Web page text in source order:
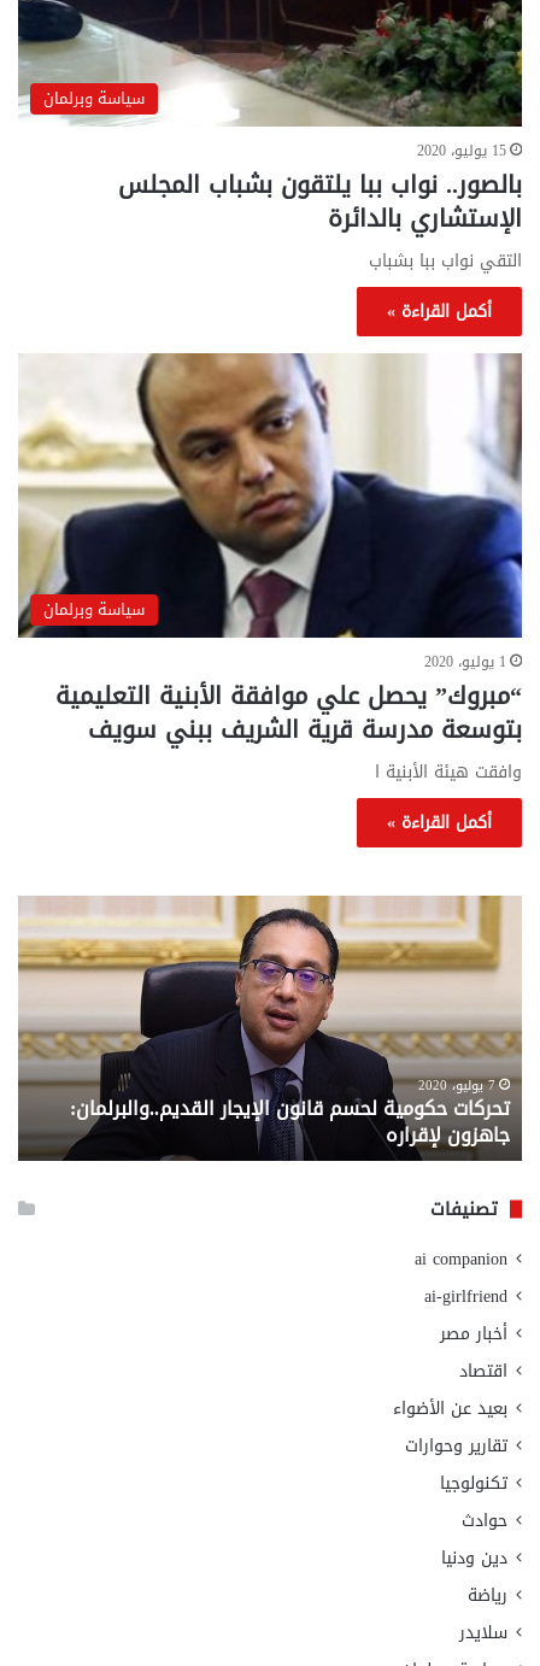
سياسة وبرلمان
15 يوليو، 2020
بالصور.. نواب ببا يلتقون بشباب المجلس
الإستشاري بالدائرة
التقي نواب ببا بشباب
أكمل القراءة »
سياسة وبرلمان
1 يوليو، 2020
“مبروك” يحصل علي موافقة الأبنية التعليمية
بتوسعة مدرسة قرية الشريف ببني سويف
وافقت هيئة الأبنية ا
أكمل القراءة »
تحركات
حكومية
لحسم
قانون
القديم..والبرلمان:
جاهزون
لإقراره
7 يوليو، 2020
تحركات حكومية لحسم قانون الإيجار القديم..والبرلمان:
جاهزون لإقراره
..
من
تصنيفات
ai companion
ai-girlfriend
أخبار مصر
اقتصاد
بعيد عن الأضواء
تقارير وحوارات
تكنولوجيا
حوادث
دين ودنيا
رياضة
سلايدر